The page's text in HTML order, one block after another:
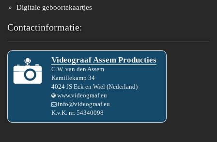
Digitale geboortekaartjes
Contactinformatie:
Videograaf Assem Producties
C.W. van den Assem
Kamillekamp 34
4024 JS Eck en Wiel (Nederland)
www.videograaf.eu
info@videograaf.eu
K.v.K. nr. 54340098